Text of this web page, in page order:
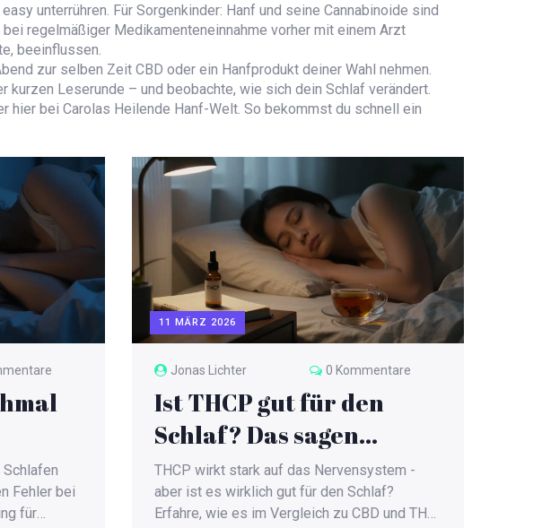
unterrühren. Für Sorgenkinder: Hanf und seine Cannabinoide sind
regelmäßiger Medikamenteneinnahme vorher mit einem Arzt
beeinflussen.
zur selben Zeit CBD oder ein Hanfprodukt deiner Wahl nehmen.
Leserunde – und beobachte, wie sich dein Schlaf verändert.
hier bei Carolas Heilende Hanf-Welt. So bekommst du schnell ein
Die
Schlafen
Fehler bei
für
11 MÄRZ 2026
Jonas Lichter 0 Kommentare
Ist THCP gut für den
Schlaf? Das sagen
aktuelle Forschungen
und Nutzererfahrungen
THCP wirkt stark auf das Nervensystem -
aber ist es wirklich gut für den Schlaf?
Erfahre, wie es im Vergleich zu CBD und THC